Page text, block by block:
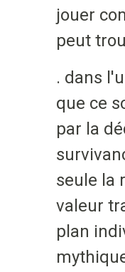
jouer
peut
. dans
que ce
par la
seule la
valeur
plan